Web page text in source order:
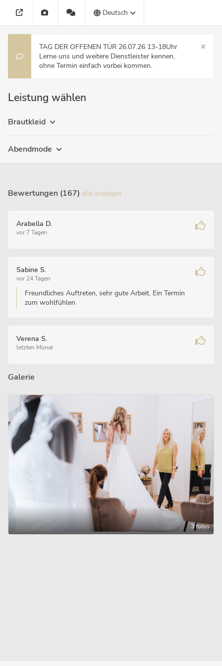
Deutsch
TAG DER OFFENEN TÜR 26.07.26 13-18Uhr
Lerne uns und weitere Dienstleister kennen,
ohne Termin einfach vorbei kommen.
Leistung wählen
Brautkleid
Abendmode
Bewertungen (167) alle anzeigen
Arabella D.
vor 7 Tagen
Sabine S.
vor 24 Tagen
Freundliches Auftreten, sehr gute Arbeit. Ein Termin
zum wohlfühlen
Verena S.
letzten Monat
Galerie
3 fotos